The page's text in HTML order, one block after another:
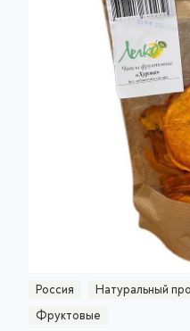
Россия Натуральный
Фруктовые